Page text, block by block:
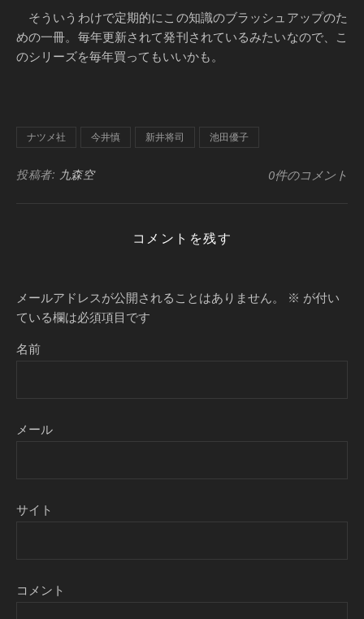
そういうわけで定期的にこの知識のブラッシュアップのた
めの一冊。毎年更新されて発刊されているみたいなので、こ
のシリーズを毎年買ってもいいかも。
ナツメ社 今井慎 新井将司 池田優子
投稿者: 九森空 0件のコメント
コメントを残す
メールアドレスが公開されることはありません。 ※ が付い
ている欄は必須項目です
名前
メール
サイト
コメント